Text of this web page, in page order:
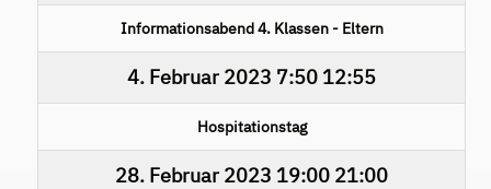
Informationsabend 4. Klassen - Eltern
4. Februar 2023 7:50 12:55
Hospitationstag
28. Februar 2023 19:00 21:00